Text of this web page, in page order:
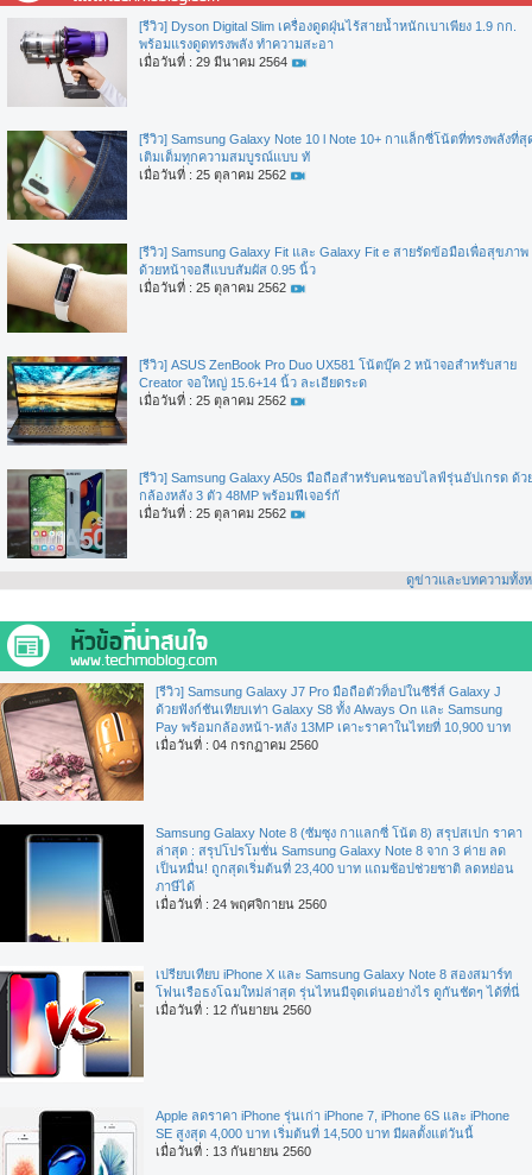
[รีวิว] Dyson Digital Slim เครื่องดูดฝุ่นไร้สายน้ำหนักเบาเพียง 1.9 กก.
พร้อมแรงดูดทรงพลัง ทำความสะอา
เมื่อวันที่ : 29 มีนาคม 2564
[รีวิว] Samsung Galaxy Note 10 l Note 10+ กาแล็กซี่โน้ตที่ทรงพลังที่สุ
เติมเต็มทุกความสมบูรณ์แบบ ทั
เมื่อวันที่ : 25 ตุลาคม 2562
[รีวิว] Samsung Galaxy Fit และ Galaxy Fit e สายรัดข้อมือเพื่อสุขภาพ
ด้วยหน้าจอสีแบบสัมผัส 0.95 นิ้ว
เมื่อวันที่ : 25 ตุลาคม 2562
[รีวิว] ASUS ZenBook Pro Duo UX581 โน้ตบุ๊ค 2 หน้าจอสำหรับสาย
Creator จอใหญ่ 15.6+14 นิ้ว ละเอียดระด
เมื่อวันที่ : 25 ตุลาคม 2562
[รีวิว] Samsung Galaxy A50s มือถือสำหรับคนชอบไลฟ์รุ่นอัปเกรด ด้ว
กล้องหลัง 3 ตัว 48MP พร้อมฟีเจอร์กั
เมื่อวันที่ : 25 ตุลาคม 2562
ดูข่าวและบทความทั้ง
[รีวิว] Samsung Galaxy J7 Pro มือถือตัวท็อปในซีรี่ส์ Galaxy J
ด้วยฟังก์ชันเทียบเท่า Galaxy S8 ทั้ง Always On และ Samsung
Pay พร้อมกล้องหน้า-หลัง 13MP เคาะราคาในไทยที่ 10,900 บาท
เมื่อวันที่ : 04 กรกฏาคม 2560
Samsung Galaxy Note 8 (ซัมซุง กาแลกซี่ โน้ต 8) สรุปสเปก ราคา
ล่าสุด : สรุปโปรโมชั่น Samsung Galaxy Note 8 จาก 3 ค่าย ลด
เป็นหมื่น! ถูกสุดเริ่มต้นที่ 23,400 บาท แถมช้อปช่วยชาติ ลดหย่อน
ภาษีได้
เมื่อวันที่ : 24 พฤศจิกายน 2560
เปรียบเทียบ iPhone X และ Samsung Galaxy Note 8 สองสมาร์ท
โฟนเรือธงโฉมใหม่ล่าสุด รุ่นไหนมีจุดเด่นอย่างไร ดูกันชัดๆ ได้ที่นี่
เมื่อวันที่ : 12 กันยายน 2560
Apple ลดราคา iPhone รุ่นเก่า iPhone 7, iPhone 6S และ iPhone
SE สูงสุด 4,000 บาท เริ่มต้นที่ 14,500 บาท มีผลตั้งแต่วันนี้
เมื่อวันที่ : 13 กันยายน 2560